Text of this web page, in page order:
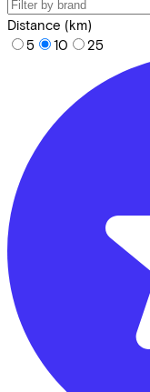
Distance (km)
5
10 25